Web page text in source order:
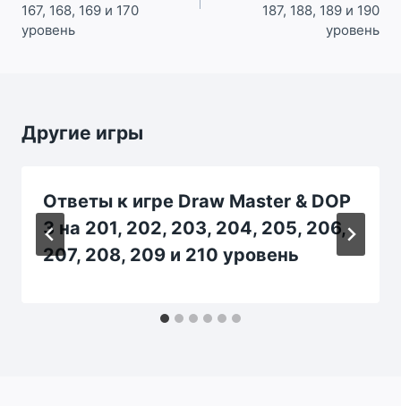
167, 168, 169 и 170
уровень
187, 188, 189 и 190
уровень
Другие игры
Ответы к игре Draw Master & DOP
3 на 201, 202, 203, 204, 205, 206,
207, 208, 209 и 210 уровень